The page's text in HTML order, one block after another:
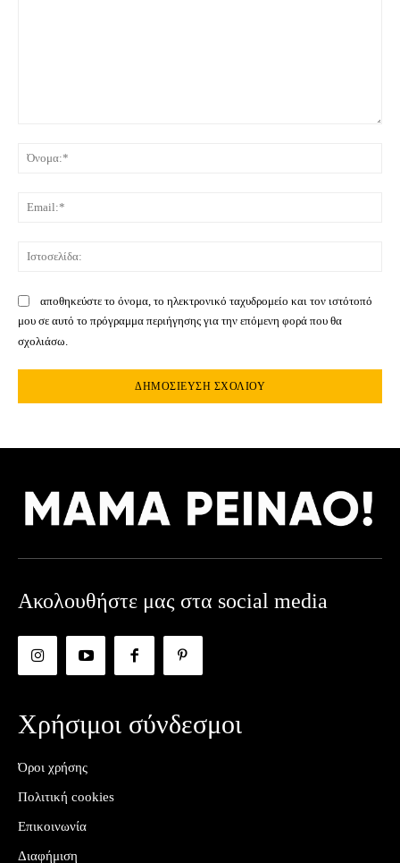
αποθηκεύστε το όνομα, το ηλεκτρονικό ταχυδρομείο και τον ιστότοπό
μου σε αυτό το πρόγραμμα περιήγησης για την επόμενη φορά που θα
σχολιάσω.
Ακολουθήστε μας στα social media
Χρήσιμοι σύνδεσμοι
Όροι χρήσης
Πολιτική cookies
Επικοινωνία
Διαφήμιση